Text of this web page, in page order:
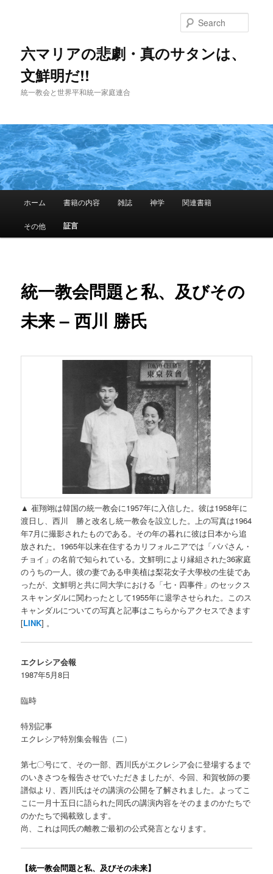
content六マリアの悲劇・真のサタンは、
文鮮明だ!!
統一教会と世界平和統一家庭連合
ホーム 書籍の内容 雑誌 神学 関連書籍
その他 証言
統一教会問題と私、及びその
未来 – 西川 勝氏
▲ 崔翔翊は韓国の統一教会に1957年に入信した。彼は1958年に
渡日し、西川 勝と改名し統一教会を設立した。上の写真は1964
年7月に撮影されたものである。その年の暮れに彼は日本から追
放された。1965年以来在住するカリフォルニアでは「パパさん・
チョイ」の名前で知られている。文鮮明により縁組された36家庭
のうちの一人。彼の妻である申美植は梨花女子大學校の生徒であ
ったが、文鮮明と共に同大学における「七・四事件」のセックス
スキャンダルに関わったとして1955年に退学させられた。このス
キャンダルについての写真と記事はこちらからアクセスできます
[LINK] 。
エクレシア会報
1987年5月8日
臨時
特別記事
エクレシア特別集会報告（二）
第七〇号にて、その一部、西川氏がエクレシア会に登場するまで
のいきさつを報告させでいただきましたが、今回、和賀牧師の要
譜似より、西川氏はその講演の公開を了解されました。よってこ
こに一月十五日に語られた同氏の講演内容をそのままのかたちで
のかたちで掲載致します。
尚、これは同氏の離教ご最初の公式発言となります。
【統一教会問題と私、及びその未来】